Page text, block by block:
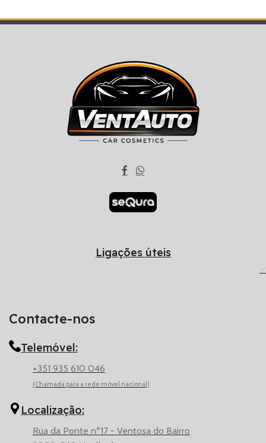
Contacte-nos
Telemóvel:
+351 935 610 046
(Chamada para a rede móvel nacional)
Localização:
Rua da Ponte nº17 - Ventosa do Bairro
Ligações úteis